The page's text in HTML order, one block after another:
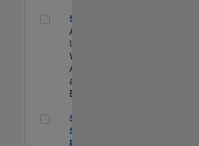
Senior Applied AI Engineer
Senior Applied
AI Engineer
US-MA-Natick
Web
Applications
and Services |
Experimentado
Senior Software Program Manager
Senior
Software
Program